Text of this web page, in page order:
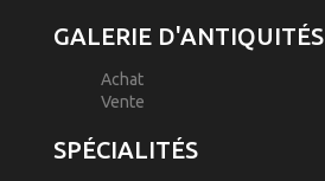
GALERIE D'ANTIQUITÉS
Achat
Vente
SPÉCIALITÉS